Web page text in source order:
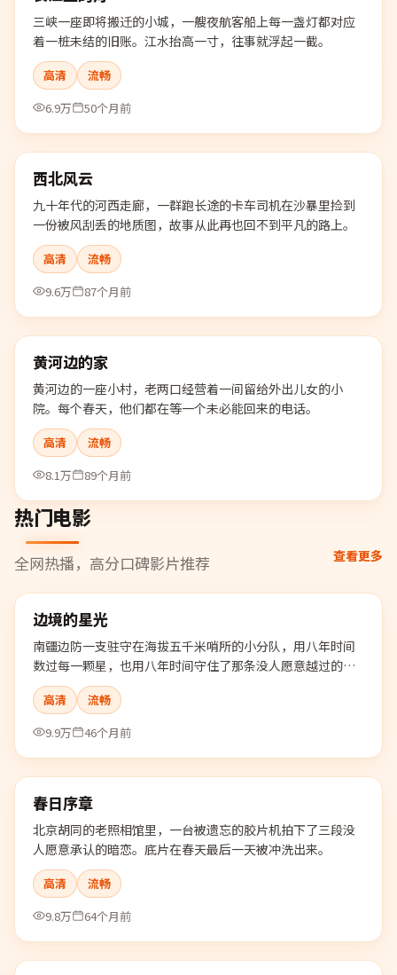
三峡一座即将搬迁的小城，一艘夜航客船上每一盏灯都对应
着一桩未结的旧账。江水抬高一寸，往事就浮起一截。
高清
流畅
6.9万
50个月前
最新
99:41
西北风云
九十年代的河西走廊，一群跑长途的卡车司机在沙暴里捡到
一份被风刮丢的地质图，故事从此再也回不到平凡的路上。
高清
流畅
9.6万
87个月前
最新
99:39
黄河边的家
黄河边的一座小村，老两口经营着一间留给外出儿女的小
院。每个春天，他们都在等一个未必能回来的电话。
高清
流畅
8.1万
89个月前
热门电影
全网热播，高分口碑影片推荐 查看更多
热门
边境的星光
南疆边防一支驻守在海拔五千米哨所的小分队，用八年时间
数过每一颗星，也用八年时间守住了那条没人愿意越过的红
线。
高清
流畅
9.9万
46个月前
热门
96:58
春日序章
北京胡同的老照相馆里，一台被遗忘的胶片机拍下了三段没
人愿意承认的暗恋。底片在春天最后一天被冲洗出来。
高清
流畅
9.8万
64个月前
99:24